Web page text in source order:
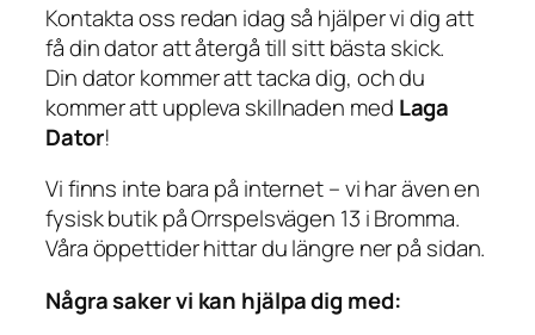
Kontakta oss redan idag så hjälper vi dig att
få din dator att återgå till sitt bästa skick.
Din dator kommer att tacka dig, och du
kommer att uppleva skillnaden med Laga
Dator!
Vi finns inte bara på internet – vi har även en
fysisk butik på Orrspelsvägen 13 i Bromma.
Våra öppettider hittar du längre ner på sidan.
Några saker vi kan hjälpa dig med: